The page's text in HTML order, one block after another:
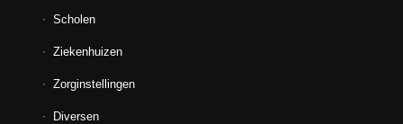
Scholen
Ziekenhuizen
Zorginstellingen
Diversen